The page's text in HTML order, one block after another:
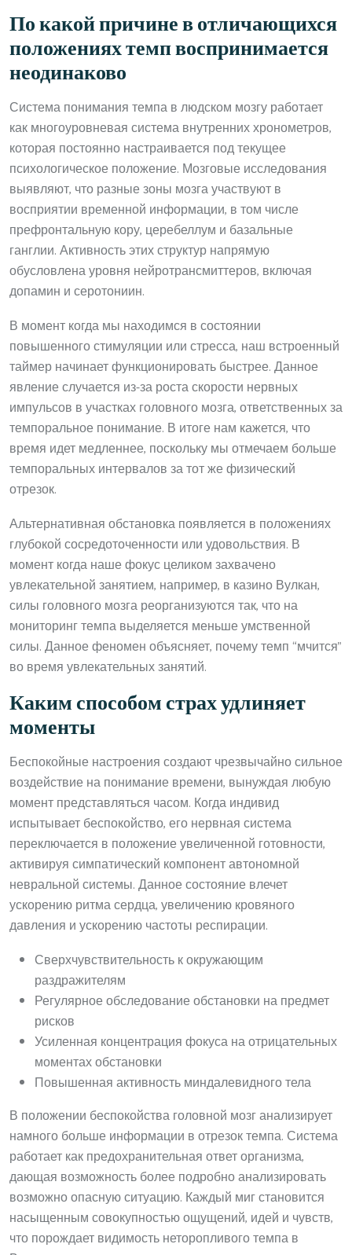
По какой причине в отличающихся
положениях темп воспринимается
неодинаково
Система понимания темпа в людском мозгу работает
как многоуровневая система внутренних хронометров,
которая постоянно настраивается под текущее
психологическое положение. Мозговые исследования
выявляют, что разные зоны мозга участвуют в
восприятии временной информации, в том числе
префронтальную кору, церебеллум и базальные
ганглии. Активность этих структур напрямую
обусловлена уровня нейротрансмиттеров, включая
допамин и серотониин.
В момент когда мы находимся в состоянии
повышенного стимуляции или стресса, наш встроенный
таймер начинает функционировать быстрее. Данное
явление случается из-за роста скорости нервных
импульсов в участках головного мозга, ответственных за
темпоральное понимание. В итоге нам кажется, что
время идет медленнее, поскольку мы отмечаем больше
темпоральных интервалов за тот же физический
отрезок.
Альтернативная обстановка появляется в положениях
глубокой сосредоточенности или удовольствия. В
момент когда наше фокус целиком захвачено
увлекательной занятием, например, в казино Вулкан,
силы головного мозга реорганизуются так, что на
мониторинг темпа выделяется меньше умственной
силы. Данное феномен объясняет, почему темп “мчится”
во время увлекательных занятий.
Каким способом страх удлиняет
моменты
Беспокойные настроения создают чрезвычайно сильное
воздействие на понимание времени, вынуждая любую
момент представляться часом. Когда индивид
испытывает беспокойство, его нервная система
переключается в положение увеличенной готовности,
активируя симпатический компонент автономной
невральной системы. Данное состояние влечет
ускорению ритма сердца, увеличению кровяного
давления и ускорению частоты респирации.
Сверхчувствительность к окружающим
раздражителям
Регулярное обследование обстановки на предмет
рисков
Усиленная концентрация фокуса на отрицательных
моментах обстановки
Повышенная активность миндалевидного тела
В положении беспокойства головной мозг анализирует
намного больше информации в отрезок темпа. Система
работает как предохранительная ответ организма,
дающая возможность более подробно анализировать
возможно опасную ситуацию. Каждый миг становится
насыщенным совокупностью ощущений, идей и чувств,
что порождает видимость неторопливого темпа в